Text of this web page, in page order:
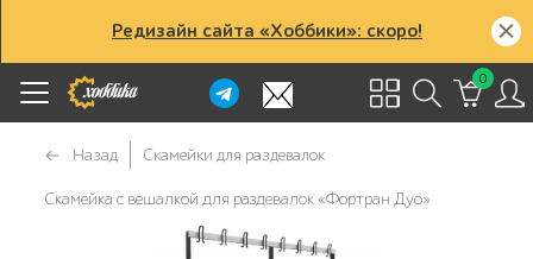
Редизайн сайта «Хоббики»: скоро!
0
Назад Скамейки для раздевалок
Скамейка с вешалкой для раздевалок «Фортран Дуо»